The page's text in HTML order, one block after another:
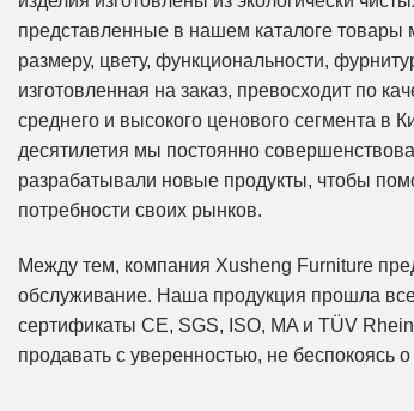
представленные в нашем каталоге товары
размеру, цвету, функциональности,
изготовленная на заказ, превосходит по
среднего и высокого ценового сегмента в
десятилетия мы постоянно
разрабатывали новые продукты, чтобы
потребности своих рынков.
Между тем, компания Xusheng Furniture
обслуживание. Наша продукция прошла
сертификаты CE, SGS, ISO, MA и TÜV
продавать с уверенностью, не беспокоясь